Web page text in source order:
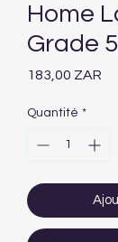
Home
Grade
183,00 ZAR
Quantité *